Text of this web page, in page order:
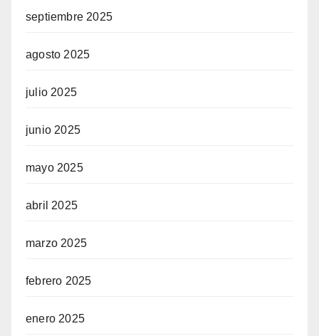
septiembre 2025
agosto 2025
julio 2025
junio 2025
mayo 2025
abril 2025
marzo 2025
febrero 2025
enero 2025